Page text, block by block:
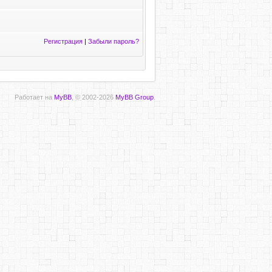
Регистрация | Забыли пароль?
Работает на MyBB , © 2002-2026 MyBB Group.